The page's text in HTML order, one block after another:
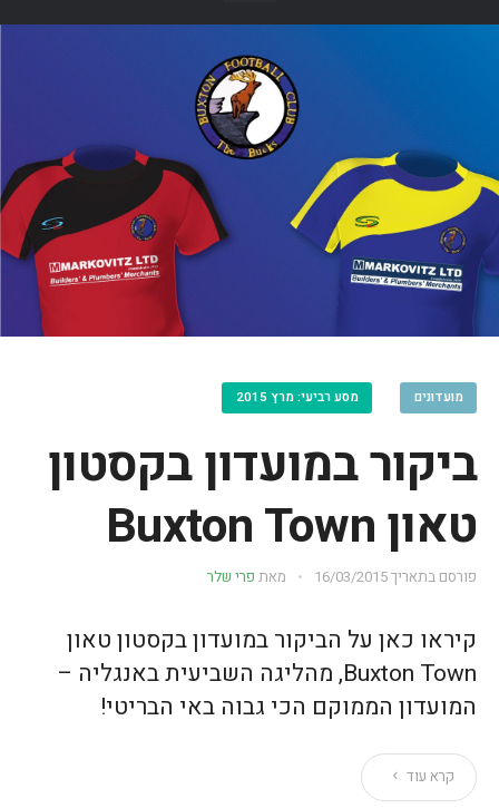
מועדונים מסע רביעי: מרץ 2015
ביקור במועדון בקסטון
טאון Buxton Town
פורסם בתאריך16/03/2015 מאת פרי שלר
קיראו כאן על הביקור במועדון בקסטון טאון
Buxton Town, מהליגה השביעית באנגליה –
המועדון הממוקם הכי גבוה באי הבריטי!
קרא עוד